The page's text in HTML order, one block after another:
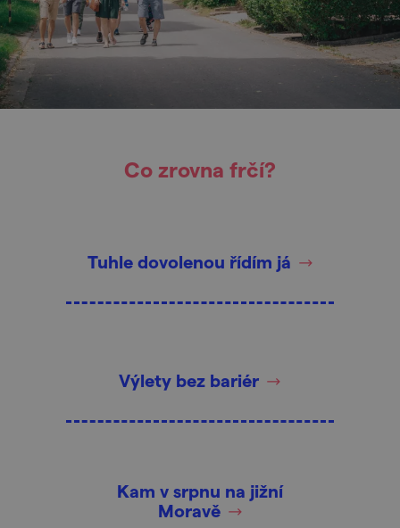
Co zrovna frčí?
Tuhle dovolenou řídím já
Výlety bez bariér
Kam v srpnu na jižní
Moravě